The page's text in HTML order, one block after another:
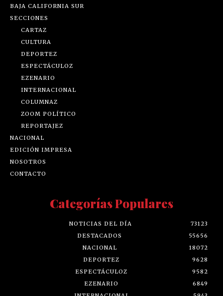
BAJA CALIFORNIA SUR
SECCIONES
CARTAZ
CULTURA
DEPORTEZ
ESPECTÁCULOZ
EZENARIO
INTERNACIONAL
COLUMNAZ
ZOOM POLÍTICO
REPORTAJEZ
NACIONAL
EDICIÓN IMPRESA
NOSOTROS
CONTACTO
Categorías Populares
NOTICIAS DEL DÍA
73123
DESTACADOS
55656
NACIONAL
18072
DEPORTEZ
9628
ESPECTÁCULOZ
9582
EZENARIO
6849